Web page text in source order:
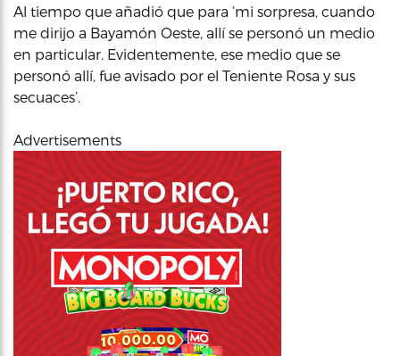
Al tiempo que añadió que para ‘mi sorpresa, cuando
me dirijo a Bayamón Oeste, allí se personó un medio
en particular. Evidentemente, ese medio que se
personó allí, fue avisado por el Teniente Rosa y sus
secuaces’.
Advertisements